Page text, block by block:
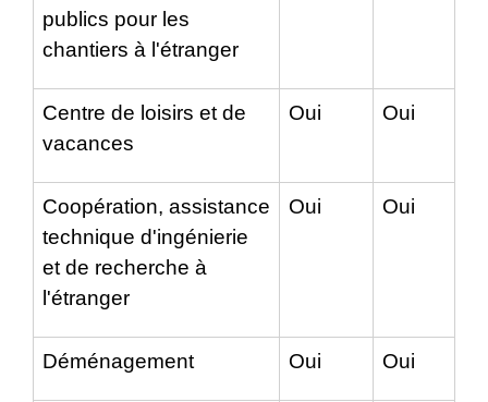
publics pour les
chantiers à l'étranger
Centre de loisirs et de
vacances
Oui Oui
Coopération, assistance
technique d'ingénierie
et de recherche à
l'étranger
Oui Oui
Déménagement Oui Oui